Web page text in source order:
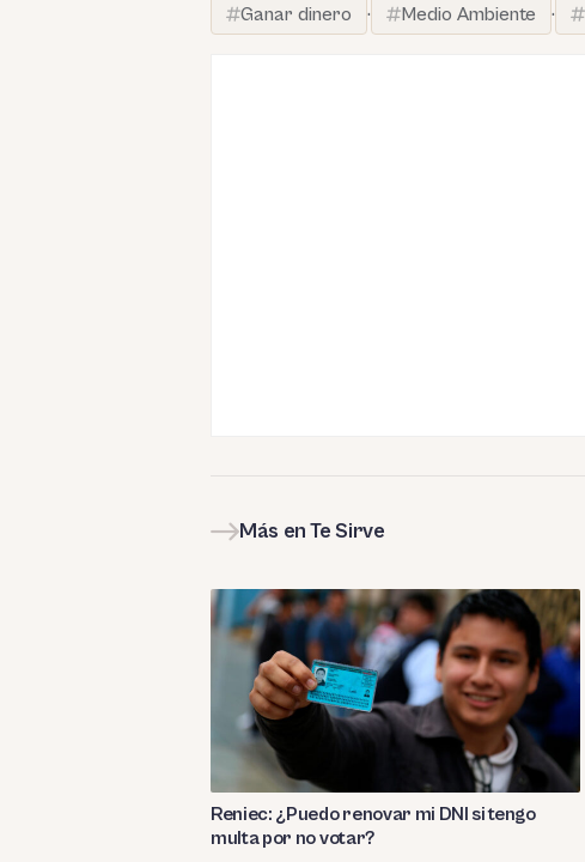
Ganar dinero
· Medio Ambiente ·
Más en Te Sirve
Reniec: ¿Puedo renovar mi DNI si tengo
multa por no votar?